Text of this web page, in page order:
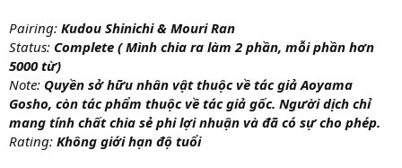
Pairing: Kudou Shinichi & Mouri Ran
Status: Complete ( Mình chia ra làm 2 phần, mỗi phần hơn
5000 từ)
Note: Quyền sở hữu nhân vật thuộc về tácgiả Aoyama
Gosho, còn tác phẩm thuộc về tác giả gốc. Người dịch chỉ
mang tính chất chia sẻ phi lợi nhuận và đã có sự cho phép.
Rating: Không giới hạn độ tuổi